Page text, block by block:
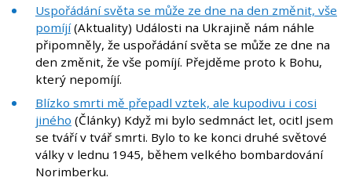
Uspořádání světa se může ze dne na den změnit, vše
pomíjí(Aktuality) Události na Ukrajině nám náhle
připomněly, že uspořádání světa se může ze dne na
den změnit, že vše pomíjí. Přejděme proto k Bohu,
který nepomíjí.
Blízko smrti mě přepadl vztek, ale kupodivu i cosi
jiného (Články) Když mi bylo sedmnáct let, ocitl jsem
se tváří v tvář smrti. Bylo to ke konci druhé světové
války v lednu 1945, během velkého bombardování
Norimberku.